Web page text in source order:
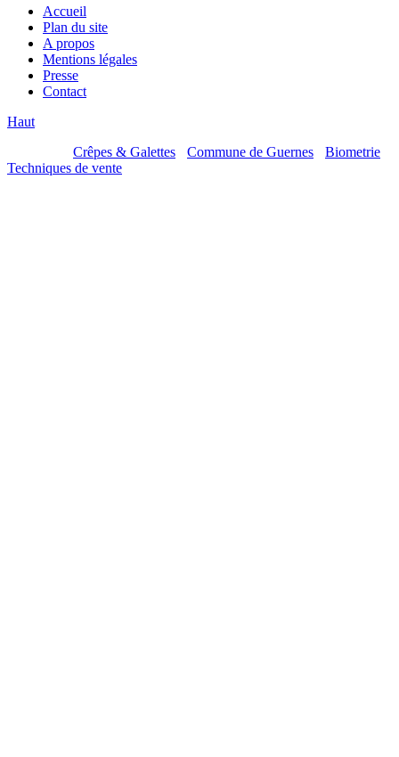
Accueil
Plan du site
A propos
Mentions légales
Presse
Contact
Haut
Crêpes & Galettes Commune de Guernes Biometrie
Techniques de vente